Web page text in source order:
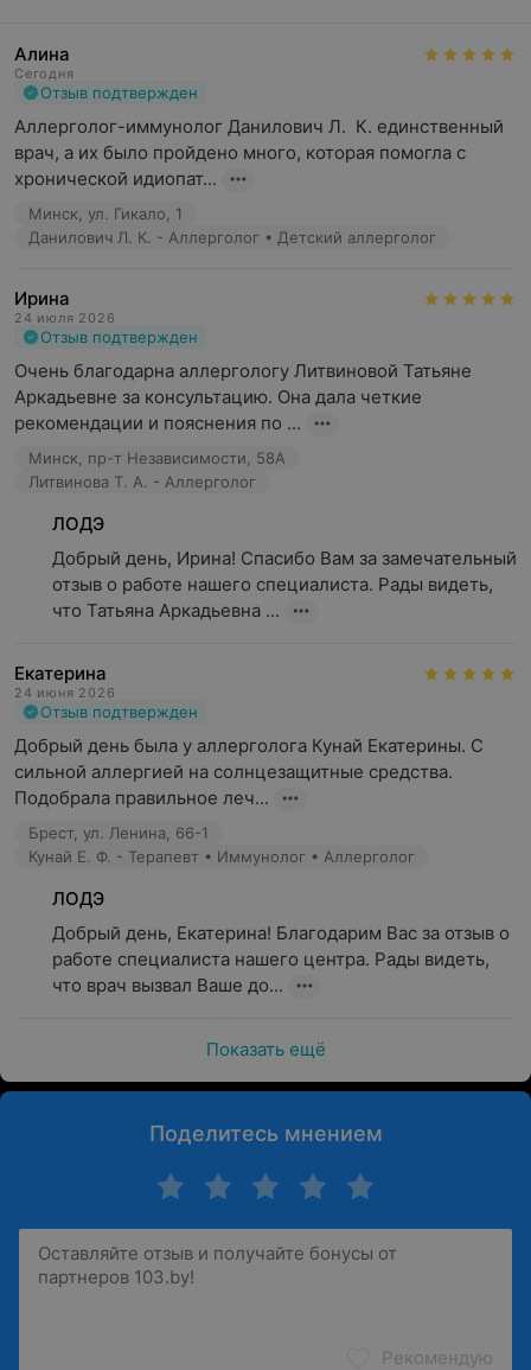
Алина
Сегодня
Отзыв подтвержден
Аллерголог-иммунолог Данилович Л.  К. единственный
врач, а их было пройдено много, которая помогла с
хронической идиопат...
Минск, ул. Гикало, 1
Данилович Л. К. - Аллерголог • Детский аллерголог
Ирина
24 июля 2026
Отзыв подтвержден
Очень благодарна аллергологу Литвиновой Татьяне
Аркадьевне за консультацию. Она дала четкие
рекомендации и пояснения по ...
Минск, пр-т Независимости, 58А
Литвинова Т. А. - Аллерголог
ЛОДЭ
Добрый день, Ирина! Спасибо Вам за замечательный
отзыв о работе нашего специалиста. Рады видеть,
что Татьяна Аркадьевна ...
Екатерина
24 июня 2026
Отзыв подтвержден
Добрый день была у аллерголога Кунай Екатерины. С
сильной аллергией на солнцезащитные средства.
Подобрала правильное леч...
Брест, ул. Ленина, 66-1
Кунай Е. Ф. - Терапевт • Иммунолог • Аллерголог
ЛОДЭ
Добрый день, Екатерина! Благодарим Вас за отзыв о
работе специалиста нашего центра. Рады видеть,
что врач вызвал Ваше до...
Показать ещё
Поделитесь мнением
Рекомендую